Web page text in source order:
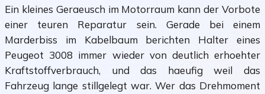
Ein kleines Geraeusch im Motorraum kann der Vorbote
einer teuren Reparatur sein. Gerade bei einem
Marderbiss im Kabelbaum berichten Halter eines
Peugeot 3008 immer wieder von deutlich erhoehter
Kraftstoffverbrauch, und das haeufig weil das
Fahrzeug lange stillgelegt war. Wer das Drehmoment